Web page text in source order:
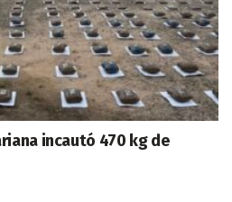
incautó 470 kg de